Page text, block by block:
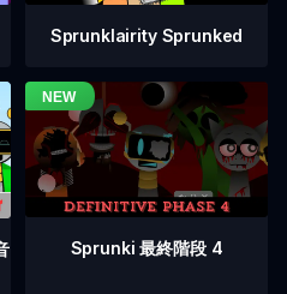
Sprunklairity Sprunked
Sprunki 最終階段 4